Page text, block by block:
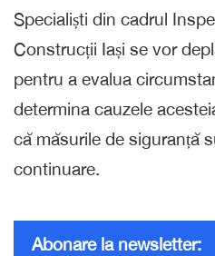
Specialiști din cadrul
Construcții Iași se vor
pentru a evalua
determina cauzele
că măsurile de siguranță
continuare.
Abonare la newsletter: